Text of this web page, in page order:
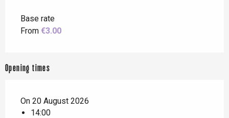
Base rate
From €3.00
Opening times
On 20 August 2026
14:00